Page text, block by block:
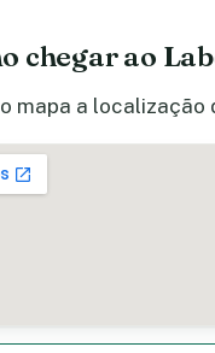
chegar ao
mapa a